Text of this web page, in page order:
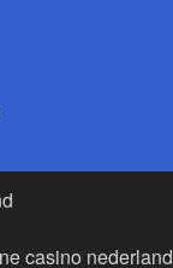
casino nederland